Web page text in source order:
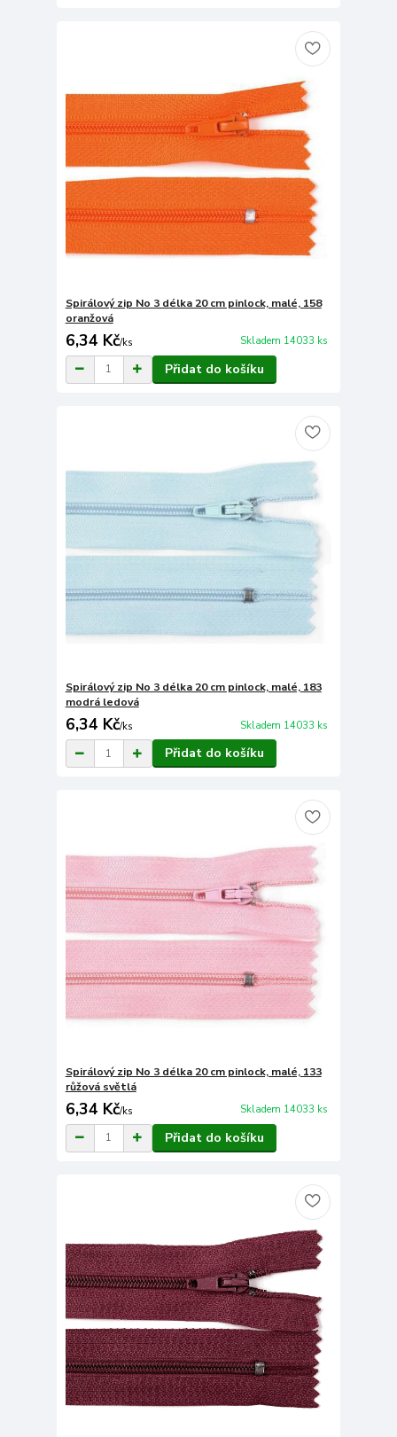
Spirálový zip No 3 délka 20 cm pinlock, malé, 158
oranžová
6,34 Kč/ks Skladem 14033 ks
Přidat do košíku
Spirálový zip No 3 délka 20 cm pinlock, malé, 183
modrá ledová
6,34 Kč/ks Skladem 14033 ks
Přidat do košíku
Spirálový zip No 3 délka 20 cm pinlock, malé, 133
růžová světlá
6,34 Kč/ks Skladem 14033 ks
Přidat do košíku